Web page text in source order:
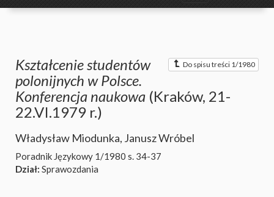
Do spisu treści 1/1980
Kształcenie studentów
polonijnych w Polsce.
Konferencja naukowa (Kraków, 21-
22.VI.1979 r.)
Władysław Miodunka, Janusz Wróbel
Poradnik Językowy 1/1980 s. 34-37
Dział: Sprawozdania